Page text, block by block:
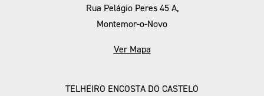
Rua Pelágio Peres 45 A,
Montemor-o-Novo
Ver Mapa
TELHEIRO ENCOSTA DO CASTELO